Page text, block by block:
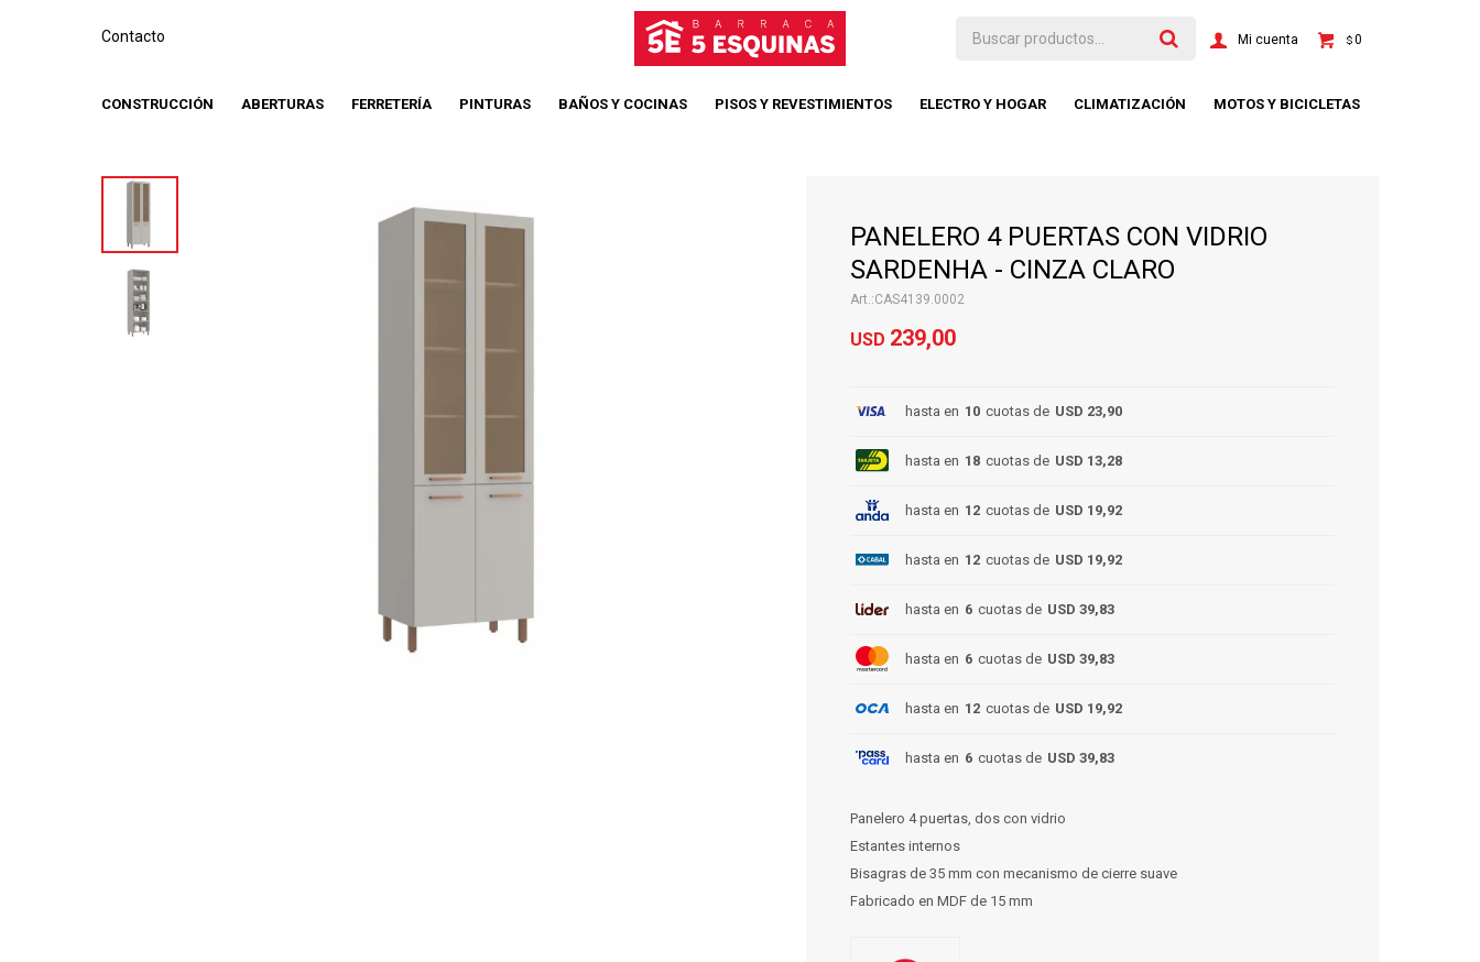
CONSTRUCCIÓN ABERTURAS FERRETERÍA PINTURAS BAÑOS Y COCINAS PISOS Y REVESTIMIENTOS ELECTRO Y HOGAR CLIMATIZACIÓN MOTOS Y BICICLETAS
$0
Contacto
PANELERO 4 PUERTAS CON VIDRIO
SARDENHA - CINZA CLARO
CAS4139.0002
USD 239,00
hasta en 10 cuotas de USD 23,90
hasta en 18 cuotas de USD 13,28
hasta en 12 cuotas de USD 19,92
hasta en 12 cuotas de USD 19,92
hasta en 6 cuotas de USD 39,83
hasta en 6 cuotas de USD 39,83
hasta en 12 cuotas de USD 19,92
hasta en 6 cuotas de USD 39,83
Panelero 4 puertas, dos con vidrio
Estantes internos
Bisagras de 35 mm con mecanismo de cierre suave
Fabricado en MDF de 15 mm